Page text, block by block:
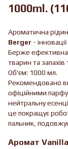
1000ml.
Ароматична
Berger -
Берже ефективна
тварин та
Об'єм: 1000 мл.
Рекомендовано
офіційними
нейтральну
це покращує
пальник,
Аромат